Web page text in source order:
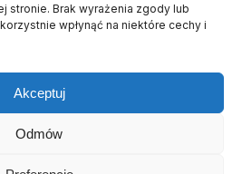
stronie. Brak wyrażenia zgody lub
wpłynąć na niektóre cechy i
Akceptuj
Odmów